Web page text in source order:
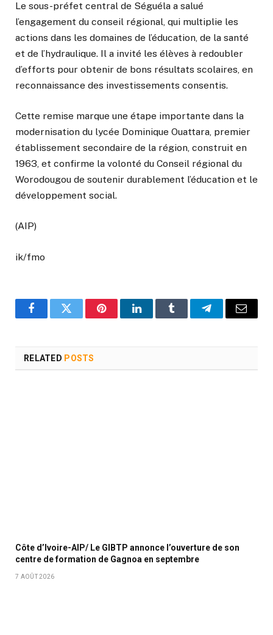
Le sous-préfet central de Séguéla a salué
l’engagement du conseil régional, qui multiplie les
actions dans les domaines de l’éducation, de la santé
et de l’hydraulique. Il a invité les élèves à redoubler
d’efforts pour obtenir de bons résultats scolaires, en
reconnaissance des investissements consentis.
Cette remise marque une étape importante dans la
modernisation du lycée Dominique Ouattara, premier
établissement secondaire de la région, construit en
1963, et confirme la volonté du Conseil régional du
Worodougou de soutenir durablement l’éducation et le
développement social.
(AIP)
ik/fmo
FacebookTwitter PinterestLinkedInTumblr TelegramEmail
RELATED POSTS
Côte d’Ivoire-AIP/ Le GIBTP annonce l’ouverture de son
centre de formation de Gagnoa en septembre
7 AOÛT 2026